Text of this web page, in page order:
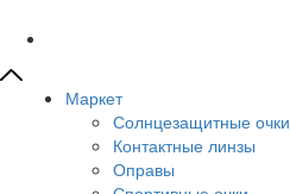
Маркет
Солнцезащитные очки
Контактные линзы
Оправы